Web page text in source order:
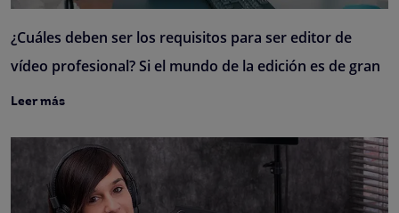
¿Cuáles deben ser los requisitos para ser editor de
vídeo profesional? Si el mundo de la edición es de gran
Leer más